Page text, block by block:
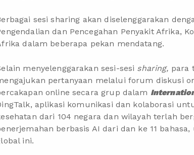
sesi sharing akan diselenggarakan
dan Pencegahan Penyakit Afrika,
dalam beberapa pekan mendatang.
menyelenggarakan sesi-sesi sharing, para
pertanyaan melalui forum diskusi
online secara grup dalam
aplikasi komunikasi dan kolaborasi
dari 104 negara dan wilayah terlah
berbasis AI dari dan ke 11
ini.